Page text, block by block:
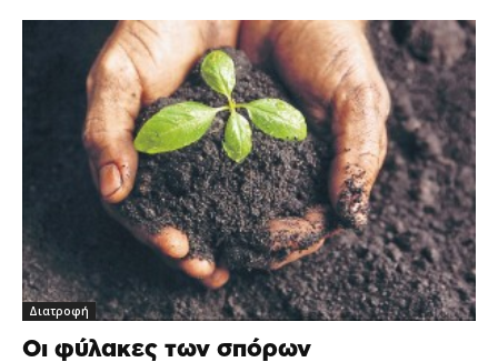
Διατροφή
Οι φύλακες των σπόρων